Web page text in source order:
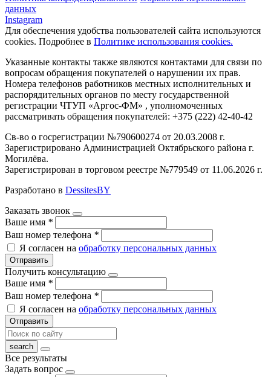
данных
Instagram
Для обеспечения удобства пользователей сайта используются
cookies. Подробнее в Политике использования cookies.
Указанные контакты также являются контактами для связи по
вопросам обращения покупателей о нарушении их прав.
Номера телефонов работников местных исполнительных и
распорядительных органов по месту государственной
регистрации ЧТУП «Аргос-ФМ» , уполномоченных
рассматривать обращения покупателей: +375 (222) 42-40-42
Св-во о госрегистрации №790600274 от 20.03.2008 г.
Зарегистрировано Администрацией Октябрьского района г.
Могилёва.
Зарегистрирован в торговом реестре №779549 от 11.06.2026 г.
Разработано в DessitesBY
Заказать звонок
Ваше имя *
Ваш номер телефона *
Я согласен на обработку персональных данных
Отправить
Получить консультацию
Ваше имя *
Ваш номер телефона *
Я согласен на обработку персональных данных
Отправить
Все результаты
Задать вопрос